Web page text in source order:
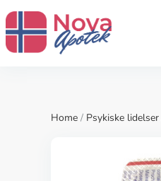
Home / Psykiske lidelser